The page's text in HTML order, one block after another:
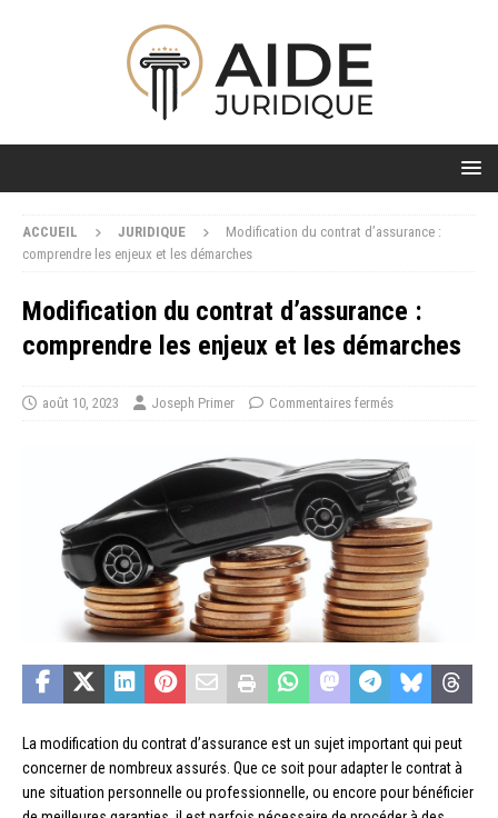
ACCUEIL JURIDIQUE
Modification du contrat d’assurance :
comprendre les enjeux et les démarches
Modification du contrat d’assurance :
comprendre les enjeux et les démarches
août 10, 2023 Joseph Primer Commentaires fermés
La modification du contrat d’assurance est un sujet important qui peut
concerner de nombreux assurés. Que ce soit pour adapter le contrat à
une situation personnelle ou professionnelle, ou encore pour bénéficier